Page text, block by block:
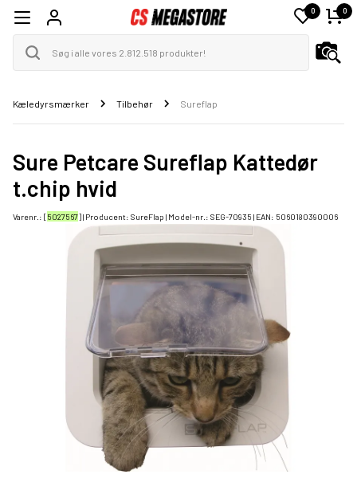
0 0
Kæledyrsmærker Tilbehør Sureflap
Sure Petcare Sureflap Kattedør
t.chip hvid
Varenr.: [5027567] | Producent: SureFlap | Model-nr.: SEG-70935| EAN: 5060180390006